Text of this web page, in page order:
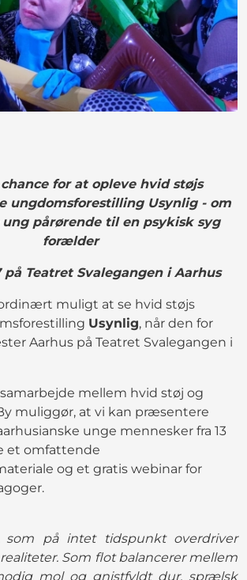
for at opleve hvid støjs
ungdomsforestilling Usynlig - om
pårørende til en psykisk syg
forælder
på Teatret Svalegangen i Aarhus
muligt at se hvid støjs
Usynlig, når den for
Aarhus på Teatret Svalegangen i
mellem hvid støj og
muliggør, at vi kan præsentere
unge mennesker fra 13
et omfattende
og et gratis webinar for
som på intet tidspunkt overdriver
Som flot balancerer mellem
mol og gnistfyldt dur, sprælsk